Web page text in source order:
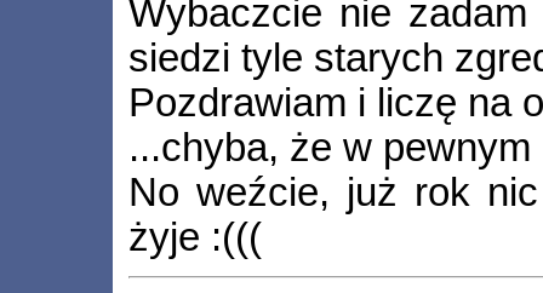
Wybaczcie nie
siedzi tyle starych
Pozdrawiam i liczę na
...chyba, że w
No weźcie, już rok
żyje :(((